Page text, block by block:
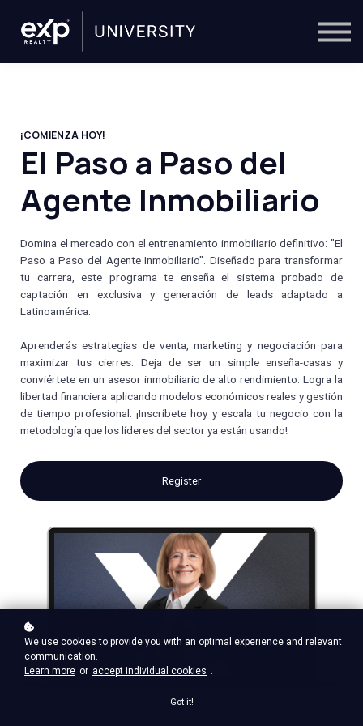
Trainers
¡COMIENZA HOY!
El Paso a Paso del
Agente Inmobiliario
Domina el mercado con el entrenamiento inmobiliario definitivo: "El
Paso a Paso del Agente Inmobiliario". Diseñado para transformar
tu carrera, este programa te enseña el sistema probado de
captación en exclusiva y generación de leads adaptado a
Latinoamérica.
Aprenderás estrategias de venta, marketing y negociación para
maximizar tus cierres. Deja de ser un simple enseña-casas y
conviértete en un asesor inmobiliario de alto rendimiento. Logra la
libertad financiera aplicando modelos económicos reales y gestión
de tiempo profesional. ¡Inscríbete hoy y escala tu negocio con la
metodología que los líderes del sector ya están usando!
Register
We use cookies to provide you with an optimal experience and relevant
communication.
Learn more or accept individual cookies .
Got it!